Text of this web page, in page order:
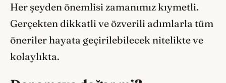
Her şeyden önemlisi zamanımız kıymetli.
Gerçekten dikkatli ve özverili adımlarla tüm
öneriler hayata geçirilebilecek nitelikte ve
kolaylıkta.